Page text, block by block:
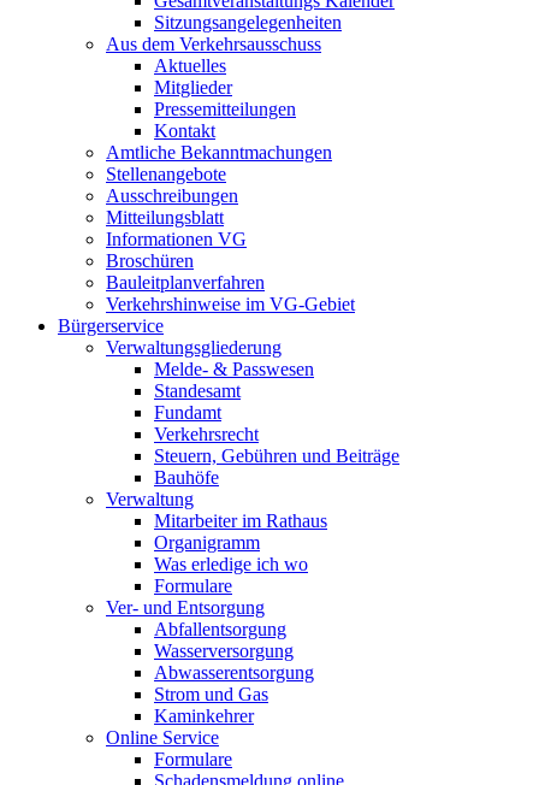
Sitzungsangelegenheiten
Aus dem Verkehrsausschuss
Aktuelles
Mitglieder
Pressemitteilungen
Kontakt
Amtliche Bekanntmachungen
Stellenangebote
Ausschreibungen
Mitteilungsblatt
Informationen VG
Broschüren
Bauleitplanverfahren
Verkehrshinweise im VG-Gebiet
Bürgerservice
Verwaltungsgliederung
Melde- & Passwesen
Standesamt
Fundamt
Verkehrsrecht
Steuern, Gebühren und Beiträge
Bauhöfe
Verwaltung
Mitarbeiter im Rathaus
Organigramm
Was erledige ich wo
Formulare
Ver- und Entsorgung
Abfallentsorgung
Wasserversorgung
Abwasserentsorgung
Strom und Gas
Kaminkehrer
Online Service
Formulare
Schadensmeldung online